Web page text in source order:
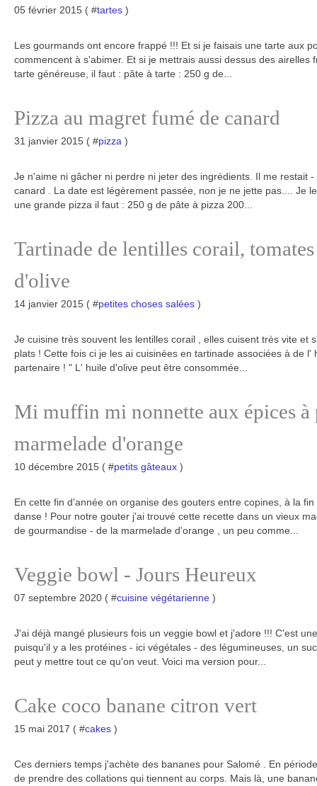
05 février 2015 ( #tartes )
Les gourmands ont encore frappé !!! Et si je faisais une tarte aux
commencent à s'abimer. Et si je mettrais aussi dessus des airelles
tarte généreuse, il faut : pâte à tarte : 250 g de...
Pizza au magret fumé de canard
31 janvier 2015 ( #pizza )
Je n'aime ni gâcher ni perdre ni jeter des ingrédients. Il me restait
canard . La date est légèrement passée, non je ne jette pas.... Je
une grande pizza il faut : 250 g de pâte à pizza 200...
Tartinade de lentilles corail,
d'olive
14 janvier 2015 ( #petites choses salées )
Je cuisine très souvent les lentilles corail , elles cuisent très vite et
plats ! Cette fois ci je les ai cuisinées en tartinade associées à de l'
partenaire ! " L' huile d'olive peut être consommée...
Mi muffin mi nonnette aux épices à
marmelade d'orange
10 décembre 2015 ( #petits gâteaux )
En cette fin d'année on organise des gouters entre copines, à la
danse ! Pour notre gouter j'ai trouvé cette recette dans un vieux
de gourmandise - de la marmelade d'orange , un peu comme...
Veggie bowl - Jours Heureux
07 septembre 2020 ( #cuisine végétarienne )
J'ai déjà mangé plusieurs fois un veggie bowl et j'adore !!! C'est
puisqu'il y a les protéines - ici végétales - des légumineuses, un
peut y mettre tout ce qu'on veut. Voici ma version pour...
Cake coco banane citron vert
15 mai 2017 ( #cakes )
Ces derniers temps j'achète des bananes pour Salomé . En
de prendre des collations qui tiennent au corps. Mais là, une